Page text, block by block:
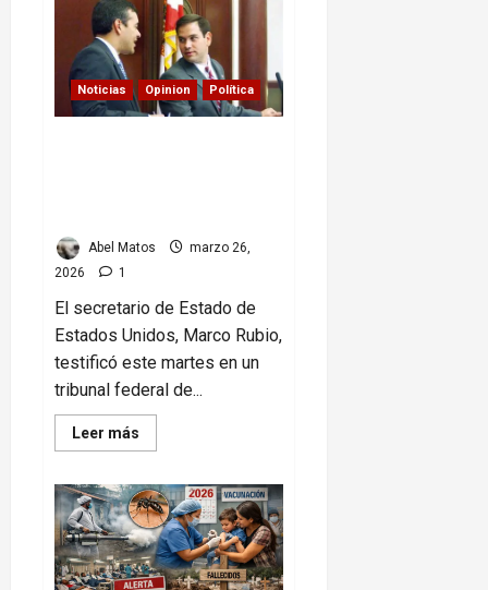
Surinam:
remontada
que
ilusiona
rumbo
al
Mundial
Noticias Opinion Política
Abel Matos
marzo 26,
2026
1
El secretario de Estado de
Estados Unidos, Marco Rubio,
testificó este martes en un
tribunal federal de...
Leer más
more
testifica
en
Miami
sobre
vínculo
de
su